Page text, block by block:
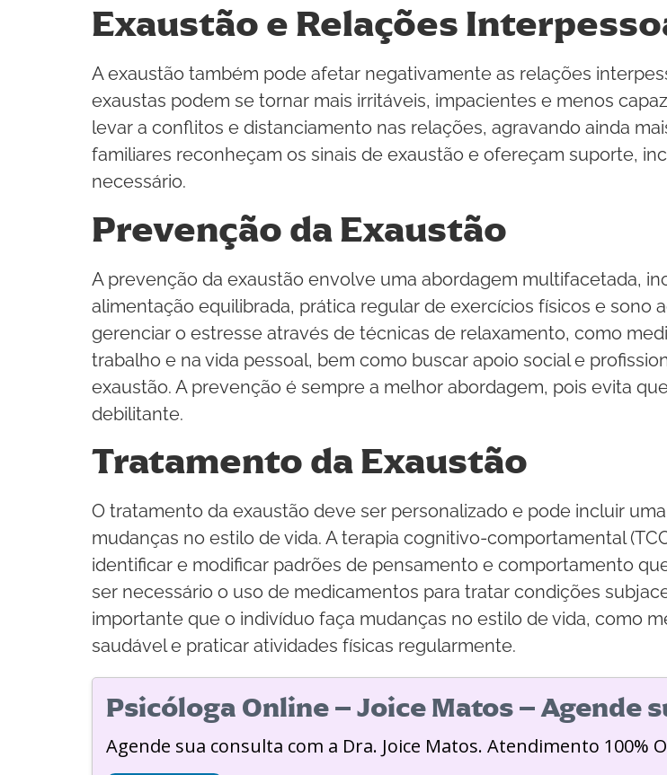
Exaustão e Relações
A exaustão também pode afetar negativamente as relações
exaustas podem se tornar mais irritáveis, impacientes e menos
levar a conflitos e distanciamento nas relações, agravando ainda
familiares reconheçam os sinais de exaustão e ofereçam suporte,
necessário.
Prevenção da Exaustão
A prevenção da exaustão envolve uma abordagem multifacetada,
alimentação equilibrada, prática regular de exercícios físicos e sono
gerenciar o estresse através de técnicas de relaxamento, como
trabalho e na vida pessoal, bem como buscar apoio social e
exaustão. A prevenção é sempre a melhor abordagem, pois evita
debilitante.
Tratamento da Exaustão
O tratamento da exaustão deve ser personalizado e pode incluir
mudanças no estilo de vida. A terapia cognitivo-comportamental
identificar e modificar padrões de pensamento e comportamento
ser necessário o uso de medicamentos para tratar condições
importante que o indivíduo faça mudanças no estilo de vida, como
saudável e praticar atividades físicas regularmente.
Psicóloga Online – Joice Matos – Agende
Agende sua consulta com a Dra. Joice Matos. Atendimento 100%